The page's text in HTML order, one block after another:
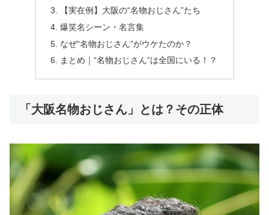
【実在例】大阪の“名物おじさん”たち
爆笑名シーン・名言集
なぜ“名物おじさん”がウケたのか？
まとめ｜“名物おじさん”は全国にいる！？
「大阪名物おじさん」とは？その正体